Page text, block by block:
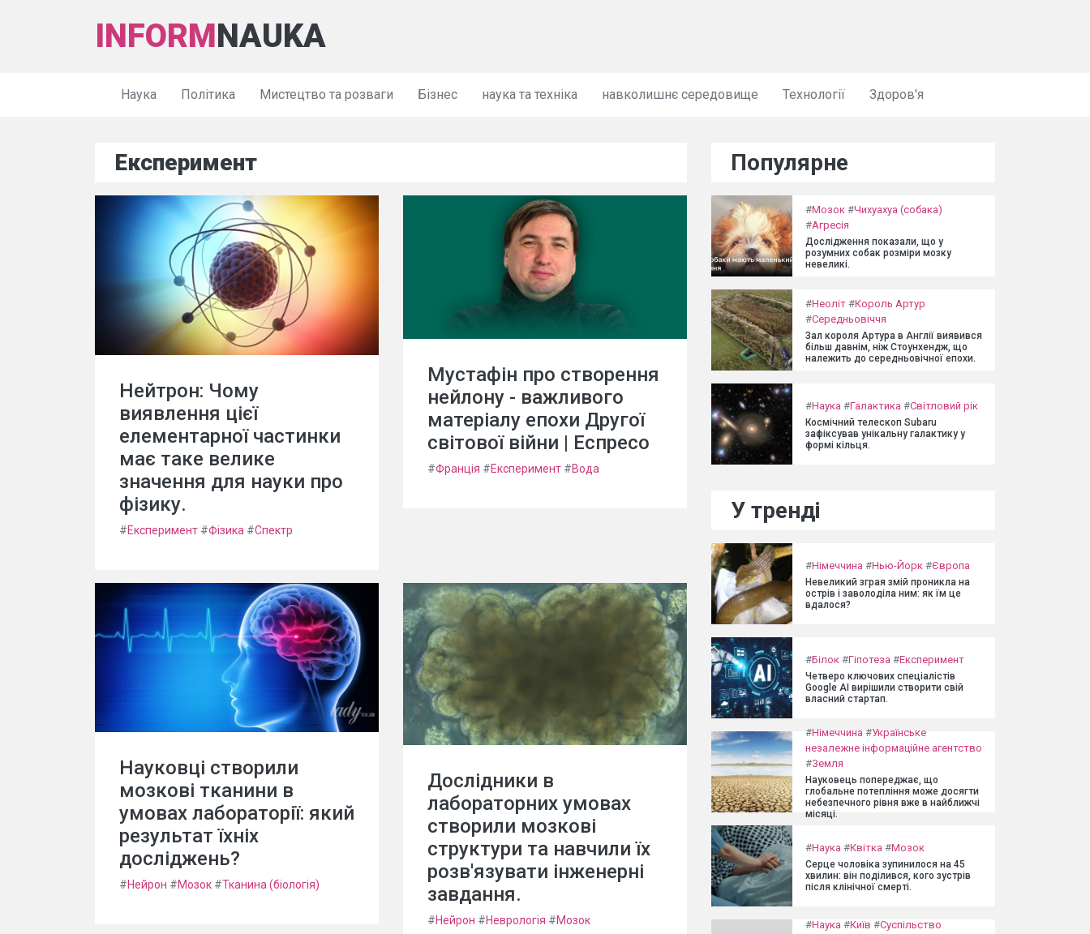
INFORMNAUKA
Наука Політика Мистецтво та розваги Бізнес наука та техніка навколишнє середовище Технології Здоров'я
Експеримент
Нейтрон: Чому
виявлення цієї
елементарної частинки
має таке велике
значення для науки про
фізику.
#Експеримент #Фізика #Спектр
Мустафін про створення
нейлону - важливого
матеріалу епохи Другої
світової війни | Еспресо
#Франція #Експеримент #Вода
Науковці створили
мозкові тканини в
умовах лабораторії: який
результат їхніх
досліджень?
#Нейрон #Мозок #Тканина (біологія)
Дослідники в
лабораторних умовах
створили мозкові
структури та навчили їх
розв'язувати інженерні
завдання.
#Нейрон #Неврологія #Мозок
Популярне
#Мозок #Чихуахуа (собака)
#Агресія
Дослідження показали, що у
розумних собак розміри мозку
невеликі.
#Неоліт #Король Артур
#Середньовіччя
Зал короля Артура в Англії виявився
більш давнім, ніж Стоунхендж, що
належить до середньовічної епохи.
#Наука #Галактика #Світловий рік
Космічний телескоп Subaru
зафіксував унікальну галактику у
формі кільця.
У тренді
#Німеччина #Нью-Йорк #Європа
Невеликий зграя змій проникла на
острів і заволоділа ним: як їм це
вдалося?
#Білок #Гіпотеза #Експеримент
Четверо ключових спеціалістів
Google AI вирішили створити свій
власний стартап.
#Німеччина #Українське
незалежне інформаційне агентство
#Земля
Науковець попереджає, що
глобальне потепління може досягти
небезпечного рівня вже в найближчі
місяці.
#Наука #Квітка #Мозок
Серце чоловіка зупинилося на 45
хвилин: він поділився, кого зустрів
після клінічної смерті.
#Наука #Київ #Суспільство